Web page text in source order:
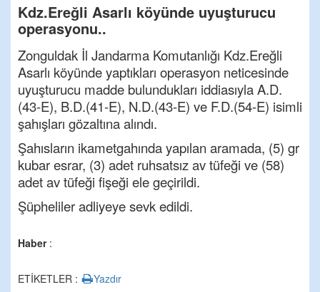
Kdz.Ereğli Asarlı köyünde uyuşturucu
operasyonu..
Zonguldak İl Jandarma Komutanlığı Kdz.Ereğli
Asarlı köyünde yaptıkları operasyon neticesinde
uyuşturucu madde bulundukları iddiasıyla A.D.
(43-E), B.D.(41-E), N.D.(43-E) ve F.D.(54-E) isimli
şahışları gözaltına alındı.
Şahısların ikametgahında yapılan aramada, (5) gr
kubar esrar, (3) adet ruhsatsız av tüfeği ve (58)
adet av tüfeği fişeği ele geçirildi.
Şüpheliler adliyeye sevk edildi.
Haber:
ETİKETLER : Yazdır